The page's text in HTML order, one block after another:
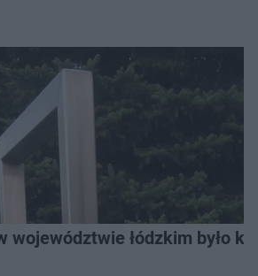
województwie łódzkim było